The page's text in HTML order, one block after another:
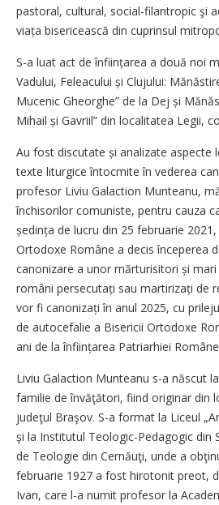
pastoral, cultural, social-filantropic şi
viața bisericească din cuprinsul
S-a luat act de înființarea a două noi
Vadului, Feleacului și Clujului:
Mucenic Gheorghe” de la Dej și
Mihail și Gavriil” din localitatea Legii,
Au fost discutate și analizate aspecte
texte liturgice întocmite în vederea
profesor Liviu Galaction Munteanu,
închisorilor comuniste, pentru cauza
ședința de lucru din 25 februarie
Ortodoxe Române a decis începerea
canonizare a unor mărturisitori și
români perse­c­utați sau martirizați de
vor fi canonizați în anul 2025, cu
de autocefalie a Bisericii Ortodoxe
ani de la înființarea Patriarhiei
Liviu Galaction Munteanu s-a născut
familie de învăţători, fiind originar din
judeţul Braşov. S-a format la Liceul
şi la Institutul Teologic-Pedagogic din
de Teologie din Cernăuţi, unde a
februarie 1927 a fost hirotonit preot,
Ivan, care l-a numit profesor la